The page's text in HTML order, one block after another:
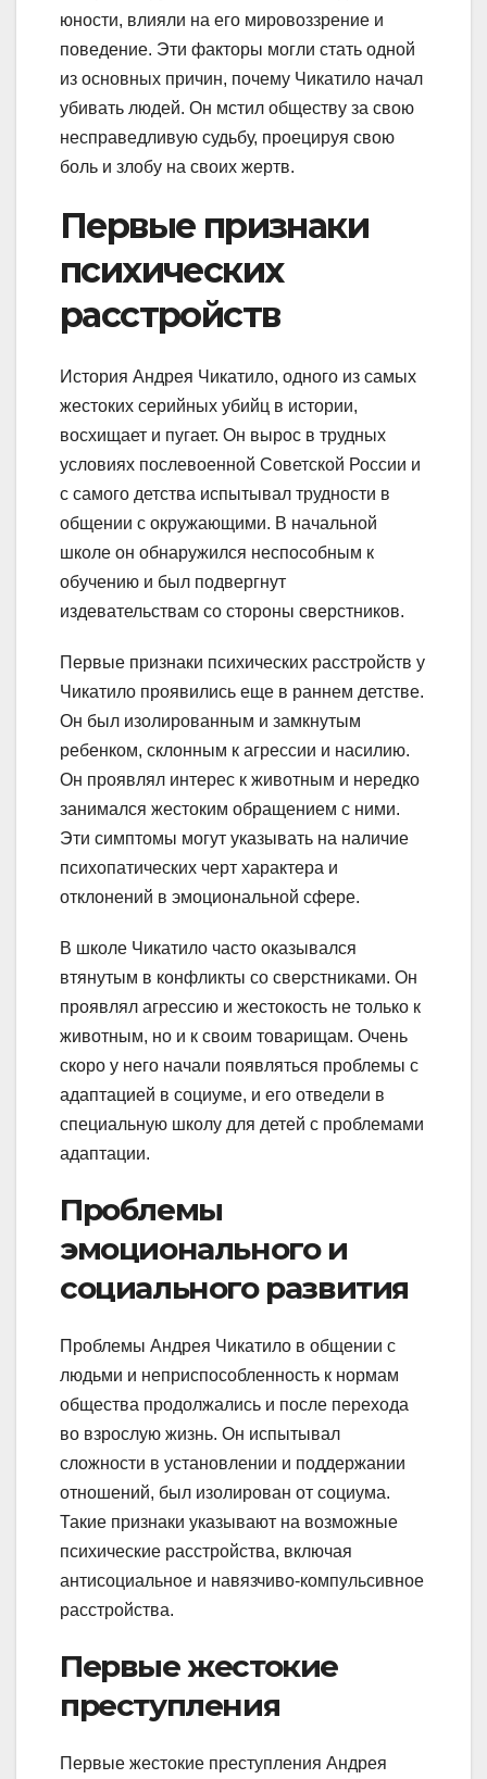
юности, влияли на его мировоззрение и
поведение. Эти факторы могли стать одной
из основных причин, почему Чикатило начал
убивать людей. Он мстил обществу за свою
несправедливую судьбу, проецируя свою
боль и злобу на своих жертв.
Первые признаки
психических
расстройств
История Андрея Чикатило, одного из самых
жестоких серийных убийц в истории,
восхищает и пугает. Он вырос в трудных
условиях послевоенной Советской России и
с самого детства испытывал трудности в
общении с окружающими. В начальной
школе он обнаружился неспособным к
обучению и был подвергнут
издевательствам со стороны сверстников.
Первые признаки психических расстройств у
Чикатило проявились еще в раннем детстве.
Он был изолированным и замкнутым
ребенком, склонным к агрессии и насилию.
Он проявлял интерес к животным и нередко
занимался жестоким обращением с ними.
Эти симптомы могут указывать на наличие
психопатических черт характера и
отклонений в эмоциональной сфере.
В школе Чикатило часто оказывался
втянутым в конфликты со сверстниками. Он
проявлял агрессию и жестокость не только к
животным, но и к своим товарищам. Очень
скоро у него начали появляться проблемы с
адаптацией в социуме, и его отведели в
специальную школу для детей с проблемами
адаптации.
Проблемы
эмоционального и
социального развития
Проблемы Андрея Чикатило в общении с
людьми и неприспособленность к нормам
общества продолжались и после перехода
во взрослую жизнь. Он испытывал
сложности в установлении и поддержании
отношений, был изолирован от социума.
Такие признаки указывают на возможные
психические расстройства, включая
антисоциальное и навязчиво-компульсивное
расстройства.
Первые жестокие
преступления
Первые жестокие преступления Андрея